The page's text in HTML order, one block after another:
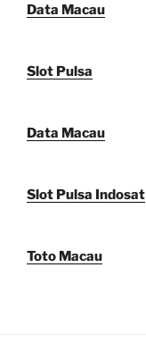
Data Macau
Slot Pulsa
Data Macau
Slot Pulsa Indosat
Toto Macau